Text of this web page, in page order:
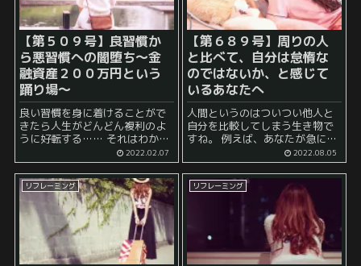
【第５０９号】良習慣か
ら悪習慣への闇堕ち～金
融資産２００万円という
踊り場～
良い習慣を身に着けることがで
きたら人生がどんどん複利のよ
うに好転する…… それはわかっ
ているんだけど、なかなか続け
られない…… 実際のところ、こ
のような悩みというのを多くの
人は抱えているのではないか、
と考えています。 特...
2022.02.07
【第６８９号】周りの人
と比べて、自分は怠惰な
のではないか、と感じて
いるあなたへ
人間というのはついつい他人と
自分を比較してしまう生き物で
すね。 例えば、あなたが急に面
えてください」 と言われたとし
ましょう。 それに対する回答と
して、 「自分は真面目で努力家
2022.08.05
リフレーミング リフレーミング